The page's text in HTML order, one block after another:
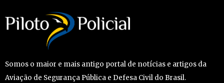
Somos o maior e mais antigo portal de notícias e artigos da
Aviação de Segurança Pública e Defesa Civil do Brasil.